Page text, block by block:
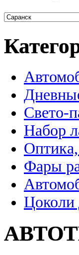
Свето-
Набор
Фары
Цоколи